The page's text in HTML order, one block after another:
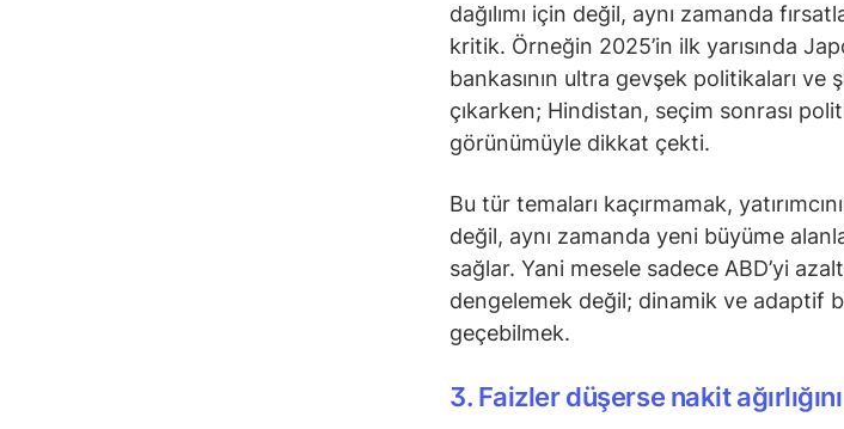
dağılımı için değil, aynı zamanda
kritik. Örneğin 2025’in ilk yarısında
bankasının ultra gevşek politikaları
çıkarken; Hindistan, seçim sonrası
görünümüyle dikkat çekti.
Bu tür temaları kaçırmamak,
değil, aynı zamanda yeni büyüme
sağlar. Yani mesele sadece ABD’yi
dengelemek değil; dinamik ve adaptif
geçebilmek.
3. Faizler düşerse nakit